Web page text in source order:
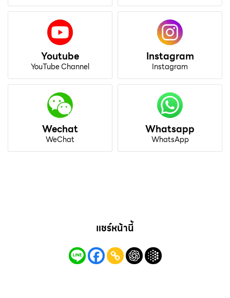
Youtube
YouTube Channel
Instagram
Instagram
Wechat
WeChat
Whatsapp
WhatsApp
แชร์หน้านี้